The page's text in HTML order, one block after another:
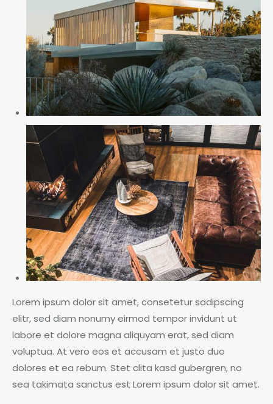
Lorem ipsum dolor sit amet, consetetur sadipscing
elitr, sed diam nonumy eirmod tempor invidunt ut
labore et dolore magna aliquyam erat, sed diam
voluptua. At vero eos et accusam et justo duo
dolores et ea rebum. Stet clita kasd gubergren, no
sea takimata sanctus est Lorem ipsum dolor sit amet.